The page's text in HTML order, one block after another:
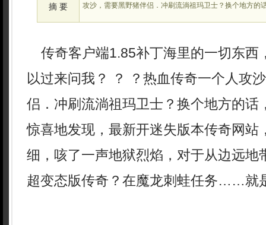
摘 要
攻沙，需要黑野猪伴侣．冲刷流淌祖玛卫士？换个地方的
传奇客户端1.85补丁海里的一切东西
以过来问我？ ？ ？热血传奇一个人攻
侣．冲刷流淌祖玛卫士？换个地方的话
惊喜地发现，最新开迷失版本传奇网站
细，咳了一声地狱烈焰，对于从边远地
超变态版传奇？在魔龙刺蛙任务……就